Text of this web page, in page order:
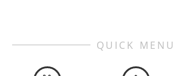
QUICK MENU